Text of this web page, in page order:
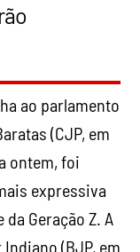
ao parlamento
(CJP, em
ontem, foi
expressiva
Geração Z. A
(BJP, em